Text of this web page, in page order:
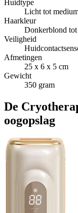
Huidtype
Licht tot
Haarkleur
Donkerblond
Veiligheid
Afmetingen
25 x 6 x 5 cm
Gewicht
350 gram
De
oogopslag